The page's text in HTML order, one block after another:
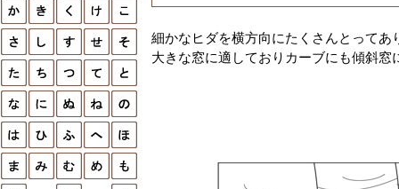
細かなヒダを横方向にたくさんとって
大きな窓に適しておりカーブにも傾斜